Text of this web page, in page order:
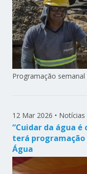
Programação
12 Mar 2026 • Notícias
“Cuidar da água é
terá programação
Água